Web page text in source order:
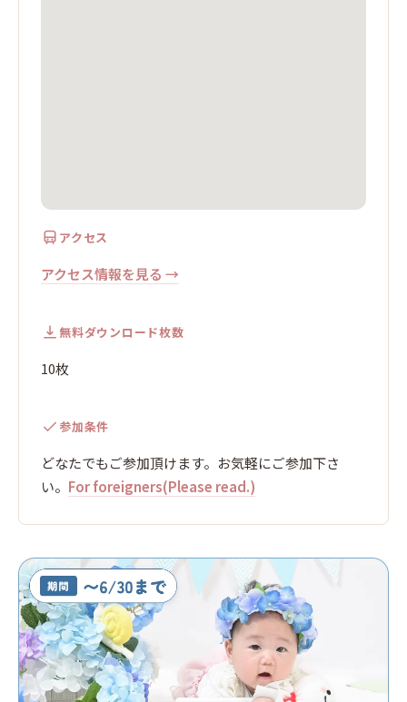
アクセス
アクセス情報を見る →
無料ダウンロード枚数
10枚
参加条件
どなたでもご参加頂けます。お気軽にご参加下さ
い。 For foreigners(Please read.)